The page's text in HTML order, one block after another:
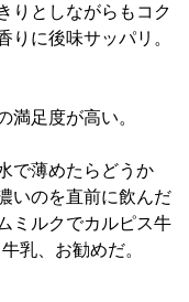
りとしながらもコク
りに後味サッパリ。
満足度が高い。
で薄めたらどうか
いのを直前に飲んだ
ミルクでカルピス牛
乳、お勧めだ。